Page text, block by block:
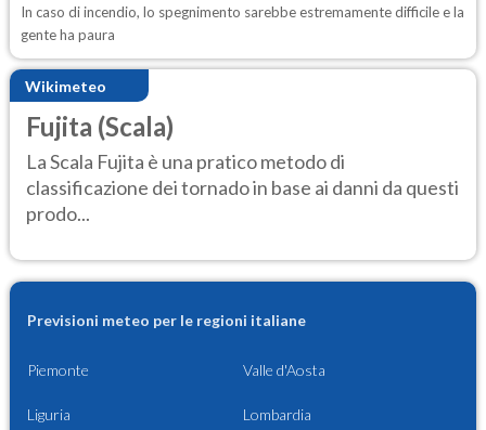
In caso di incendio, lo spegnimento sarebbe estremamente difficile e la
gente ha paura
Wikimeteo
Fujita (Scala)
La Scala Fujita è una pratico metodo di
classificazione dei tornado in base ai danni da questi
prodo...
Previsioni meteo per le regioni italiane
Piemonte Valle d'Aosta
Liguria Lombardia